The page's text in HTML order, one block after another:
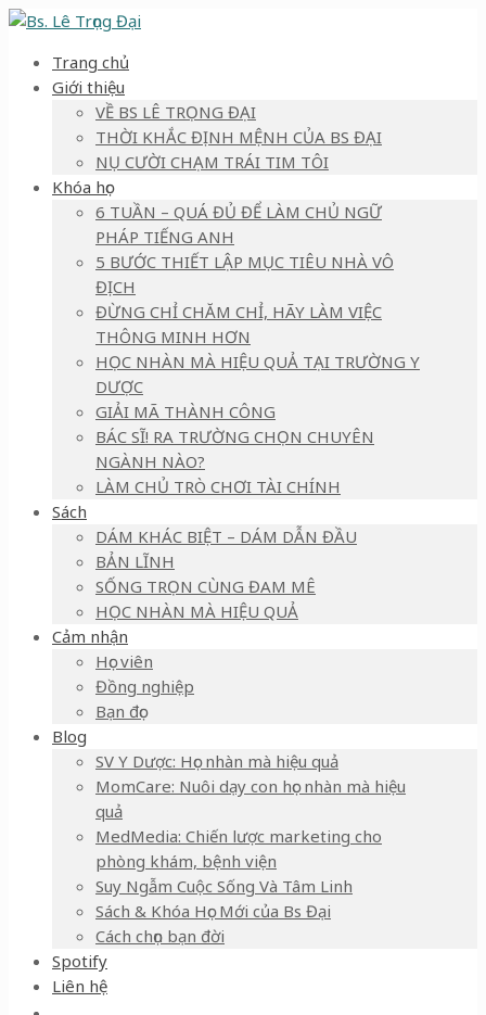
Trang chủ
Giới thiệu
VỀ BS LÊ TRỌNG ĐẠI
THỜI KHẮC ĐỊNH MỆNH CỦA BS ĐẠI
NỤ CƯỜI CHẠM TRÁI TIM TÔI
Khóa học
6 TUẦN – QUÁ ĐỦ ĐỂ LÀM CHỦ NGỮ
PHÁP TIẾNG ANH
5 BƯỚC THIẾT LẬP MỤC TIÊU NHÀ VÔ
ĐỊCH
ĐỪNG CHỈ CHĂM CHỈ, HÃY LÀM VIỆC
THÔNG MINH HƠN
HỌC NHÀN MÀ HIỆU QUẢ TẠI TRƯỜNG Y
DƯỢC
GIẢI MÃ THÀNH CÔNG
BÁC SĨ! RA TRƯỜNG CHỌN CHUYÊN
NGÀNH NÀO?
LÀM CHỦ TRÒ CHƠI TÀI CHÍNH
Sách
DÁM KHÁC BIỆT – DÁM DẪN ĐẦU
BẢN LĨNH
SỐNG TRỌN CÙNG ĐAM MÊ
HỌC NHÀN MÀ HIỆU QUẢ
Cảm nhận
Học viên
Đồng nghiệp
Bạn đọc
Blog
SV Y Dược: Học nhàn mà hiệu quả
MomCare: Nuôi dạy con học nhàn mà hiệu
quả
MedMedia: Chiến lược marketing cho
phòng khám, bệnh viện
Suy Ngẫm Cuộc Sống Và Tâm Linh
Sách & Khóa Học Mới của Bs Đại
Cách chọn bạn đời
Spotify
Liên hệ